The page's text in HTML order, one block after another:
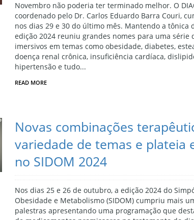
Novembro não poderia ter terminado melhor. O
coordenado pelo Dr. Carlos Eduardo Barra Couri,
nos dias 29 e 30 do último mês. Mantendo a tônica
edição 2024 reuniu grandes nomes para uma série
imersivos em temas como obesidade, diabetes,
doença renal crônica, insuficiência cardíaca,
hipertensão e tudo...
READ MORE
Novas combinações
variedade de temas e plateia
no SIDOM 2024
Nos dias 25 e 26 de outubro, a edição 2024 do
Obesidade e Metabolismo (SIDOM) cumpriu mais
palestras apresentando uma programação que